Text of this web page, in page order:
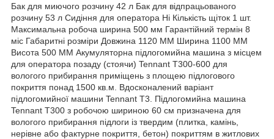
Бак для миючого розчину 42 л Бак для відпрацьованого
розчину 53 л Сидіння для оператора Hi Кількість щіток 1 шт.
Максимальна робоча ширина 500 мм Гарантійний термін 8
міс Габаритні розміри Довжина 1120 MM Ширина 1100 MM
Висота 500 MM Акумуляторна підлогомийна машина з місцем
для оператора позаду (стоячи) Tennant T300-600 для
вологого прибирання приміщень з площею підлогового
покриття понад 1500 кв.м. Вдосконалений варіант
підлогомийної машини Tennant T3. Підлогомийна машина
Tennant T300 з робочою шириною 60 см призначена для
вологого прибирання підлоги із твердим (плитка, камінь,
нерівне або фактурне покриття, бетон) покриттям в житлових